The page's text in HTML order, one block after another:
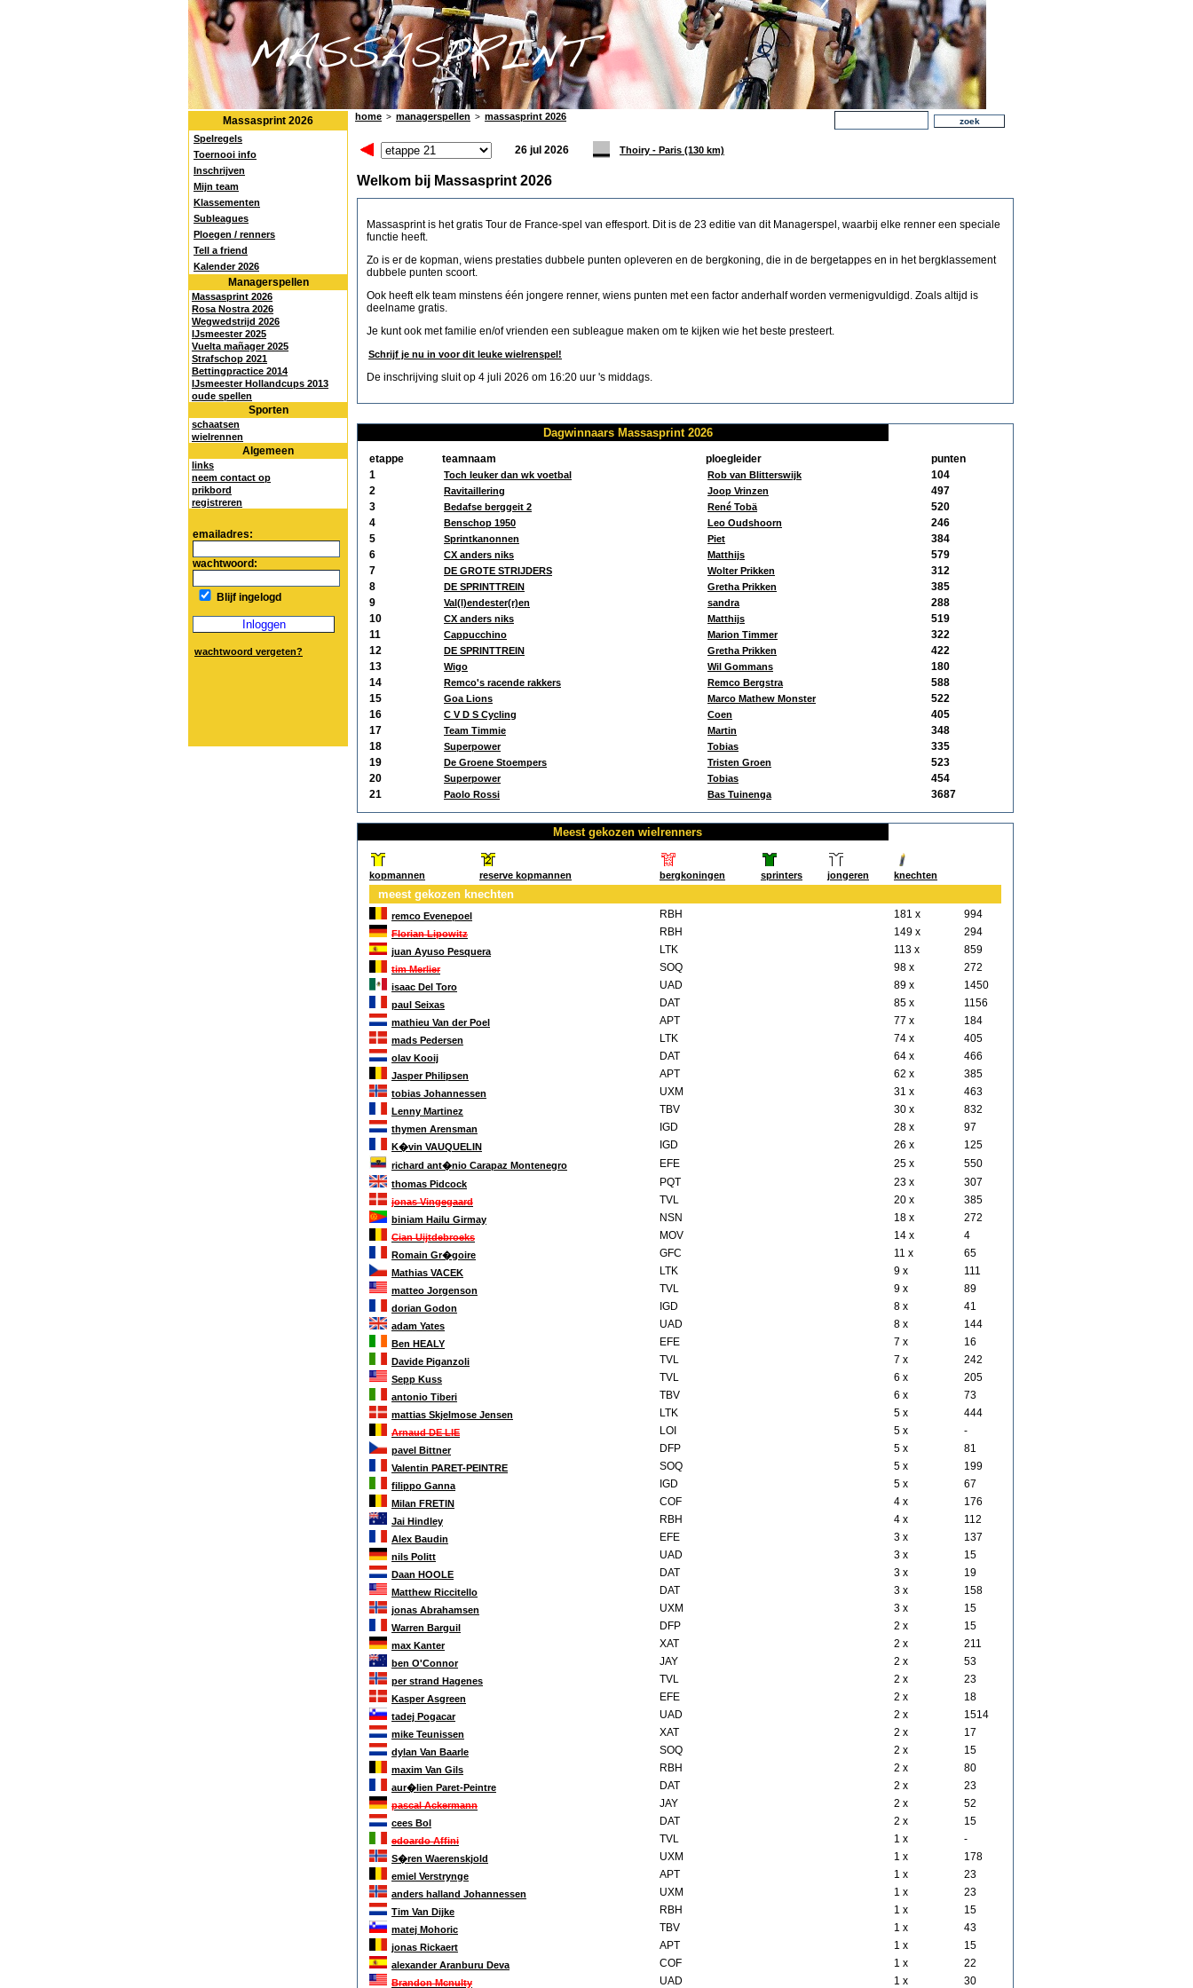
Massasprint 2026
Spelregels
Toernooi info
Inschrijven
Mijn team
Klassementen
Subleagues
Ploegen / renners
Tell a friend
Kalender 2026
Managerspellen
Massasprint 2026
Rosa Nostra 2026
Wegwedstrijd 2026
IJsmeester 2025
Vuelta mañager 2025
Strafschop 2021
Bettingpractice 2014
IJsmeester Hollandcups 2013
oude spellen
Sporten
schaatsen
wielrennen
Algemeen
links
neem contact op
prikbord
registreren
emailadres:
wachtwoord:
Blijf ingelogd
wachtwoord vergeten?
home > managerspellen > massasprint 2026
26 jul 2026 Thoiry - Paris (130 km)
Welkom bij Massasprint 2026
Massasprint is het gratis Tour de France-spel van effesport. Dit is de 23 editie van dit Managerspel, waarbij elke renner een speciale
functie heeft.
Zo is er de kopman, wiens prestaties dubbele punten opleveren en de bergkoning, die in de bergetappes en in het bergklassement
dubbele punten scoort.
Ook heeft elk team minstens één jongere renner, wiens punten met een factor anderhalf worden vermenigvuldigd. Zoals altijd is
deelname gratis.
Je kunt ook met familie en/of vrienden een subleague maken om te kijken wie het beste presteert.
Schrijf je nu in voor dit leuke wielrenspel!
De inschrijving sluit op 4 juli 2026 om 16:20 uur 's middags.
Dagwinnaars Massasprint 2026
etappe teamnaam ploegleider
punten
1
Toch leuker dan wk voetbal Rob van Blitterswijk
104
2
Ravitaillering Joop Vrinzen
497
3
Bedafse berggeit 2 René Tobä
520
4
Benschop 1950 Leo Oudshoorn
246
5
Sprintkanonnen Piet
384
6
CX anders niks Matthijs
579
7
DE GROTE STRIJDERS Wolter Prikken
312
8
DE SPRINTTREIN Gretha Prikken
385
9
Val(l)endester(r)en sandra
288
10
CX anders niks Matthijs
519
11
Cappucchino Marion Timmer
322
12
DE SPRINTTREIN Gretha Prikken
422
13
Wigo Wil Gommans
180
14
Remco's racende rakkers Remco Bergstra
588
15
Goa Lions Marco Mathew Monster
522
16
C V D S Cycling Coen
405
17
Team Timmie Martin
348
18
Superpower Tobias
335
19
De Groene Stoempers Tristen Groen
523
20
Superpower Tobias
454
21
Paolo Rossi Bas Tuinenga 3687
Meest gekozen wielrenners
kopmannen reserve kopmannen bergkoningen sprinters jongeren knechten
meest gekozen knechten
remco Evenepoel RBH 181 x 994
Florian Lipowitz RBH 149 x 294
juan Ayuso Pesquera LTK 113 x 859
tim Merlier SOQ 98 x 272
isaac Del Toro UAD 89 x 1450
paul Seixas DAT 85 x 1156
mathieu Van der Poel APT 77 x 184
mads Pedersen LTK 74 x 405
olav Kooij DAT 64 x 466
Jasper Philipsen APT 62 x 385
tobias Johannessen UXM 31 x 463
Lenny Martinez TBV 30 x 832
thymen Arensman IGD 28 x 97
K�vin VAUQUELIN IGD 26 x 125
richard ant�nio Carapaz Montenegro EFE 25 x 550
thomas Pidcock PQT 23 x 307
jonas Vingegaard TVL 20 x 385
biniam Hailu Girmay NSN 18 x 272
Cian Uijtdebroeks MOV 14 x 4
Romain Gr�goire GFC 11 x 65
Mathias VACEK LTK 9 x 111
matteo Jorgenson TVL 9 x 89
dorian Godon IGD 8 x 41
adam Yates UAD 8 x 144
Ben HEALY EFE 7 x 16
Davide Piganzoli TVL 7 x 242
Sepp Kuss TVL 6 x 205
antonio Tiberi TBV 6 x 73
mattias Skjelmose Jensen LTK 5 x 444
Arnaud DE LIE LOI 5 x -
pavel Bittner DFP 5 x 81
Valentin PARET-PEINTRE SOQ 5 x 199
filippo Ganna IGD 5 x 67
Milan FRETIN COF 4 x 176
Jai Hindley RBH 4 x 112
Alex Baudin EFE 3 x 137
nils Politt UAD 3 x 15
Daan HOOLE DAT 3 x 19
Matthew Riccitello DAT 3 x 158
jonas Abrahamsen UXM 3 x 15
Warren Barguil DFP 2 x 15
max Kanter XAT 2 x 211
ben O'Connor JAY 2 x 53
per strand Hagenes TVL 2 x 23
Kasper Asgreen EFE 2 x 18
tadej Pogacar UAD 2 x 1514
mike Teunissen XAT 2 x 17
dylan Van Baarle SOQ 2 x 15
maxim Van Gils RBH 2 x 80
aur�lien Paret-Peintre DAT 2 x 23
pascal Ackermann JAY 2 x 52
cees Bol DAT 2 x 15
edoardo Affini TVL 1 x -
S�ren Waerenskjold UXM 1 x 178
emiel Verstrynge APT 1 x 23
anders halland Johannessen UXM 1 x 23
Tim Van Dijke RBH 1 x 15
matej Mohoric TBV 1 x 43
jonas Rickaert APT 1 x 15
alexander Aranburu Deva COF 1 x 22
Brandon Mcnulty UAD 1 x 30